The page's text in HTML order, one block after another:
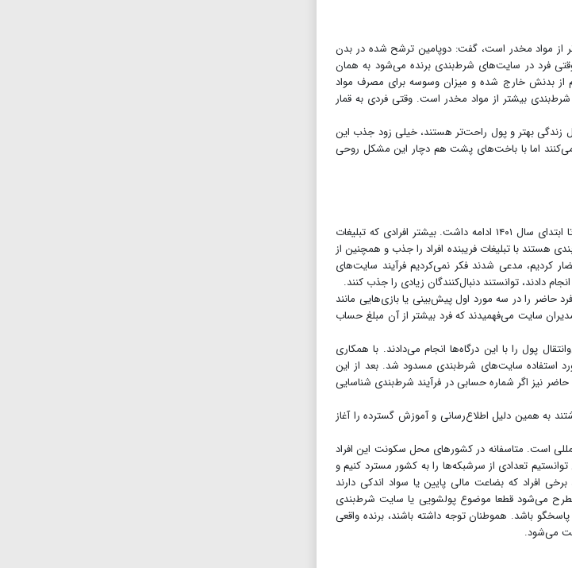
از مواد مخدر است، گفت: دوپامین ترشح شده در بدن
فرد در سایت‌های شرط‌بندی برنده می‌شود به همان
بدنش خارج شده و میزان وسوسه برای مصرف مواد
بیشتر از مواد مخدر است. وقتی فردی به قمار
زندگی بهتر و پول راحت‌تر هستند، خیلی زود جذب این
اما با باخت‌های پشت هم دچار این مشکل روحی
متاسفانه پدیده سایت‌های شرط‌بندی از سال ۹۸ در کشور شتاب بیشتری گرفت که این روند تا ابتدای سال ۱۴۰۱ ادامه داشت. بیشتر افرادی که تبلیغات
با تبلیغات فریبنده افراد را جذب و همچنین از
کردیم، مدعی شدند فکر نمی‌کردیم فرآیند سایت‌های
دادند، توانستند دنبال‌کنندگان زیادی را جذب کنند.
را در سه مورد اول پیش‌بینی یا بازی‌هایی مانند
سایت می‌فهمیدند که فرد بیشتر از آن مبلغ حساب
پول را با این درگاه‌ها انجام می‌دادند. با همکاری
استفاده سایت‌های شرط‌بندی مسدود شد. بعد از این
نیز اگر شماره حسابی در فرآیند شرط‌بندی شناسایی
به همین دلیل اطلاع‌رسانی و آموزش گسترده را آغاز
است. متاسفانه در کشورهای محل سکونت این افراد
تعدادی از سرشبکه‌ها را به کشور مسترد کنیم و
افراد که بضاعت مالی پایین یا سواد اندکی دارند
مطرح می‌شود قطعا موضوع پولشویی یا سایت شرط‌بندی
باشد. هموطنان توجه داشته باشند، برنده واقعی
می‌شود.